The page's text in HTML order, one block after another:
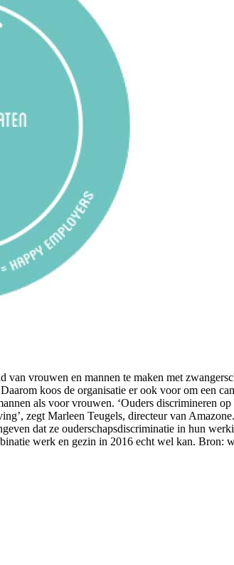
vrouwen en mannen te maken met
koos de organisatie er ook voor om een
als voor vrouwen. ‘Ouders discrimineren op
zegt Marleen Teugels, directeur van
dat ze ouderschapsdiscriminatie in hun
werk en gezin in 2016 echt wel kan. Bron: